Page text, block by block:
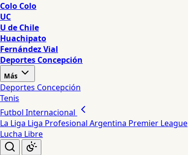
Colo Colo
UC
U de Chile
Huachipato
Fernández Vial
Deportes Concepción
Más
Deportes Concepción
Tenis
Futbol Internacional
La Liga Liga Profesional Argentina Premier League
Lucha Libre